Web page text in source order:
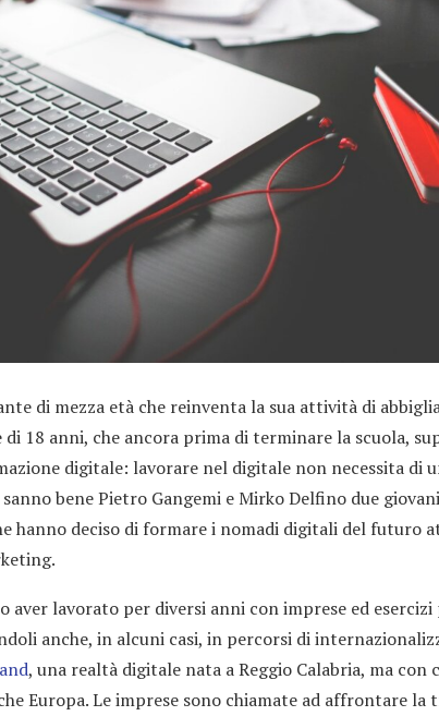
di mezza età che reinventa la sua attività di
di 18 anni, che ancora prima di terminare la scuola,
digitale: lavorare nel digitale non necessita di
bene Pietro Gangemi e Mirko Delfino due
hanno deciso di formare i nomadi digitali del futuro
aver lavorato per diversi anni con imprese ed
anche, in alcuni casi, in percorsi di
, una realtà digitale nata a Reggio Calabria, ma con
Europa. Le imprese sono chiamate ad affrontare la